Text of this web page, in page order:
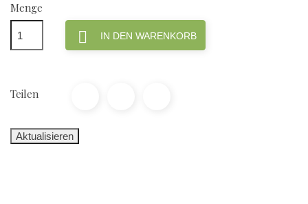
Menge
 IN DEN WARENKORB
Teilen